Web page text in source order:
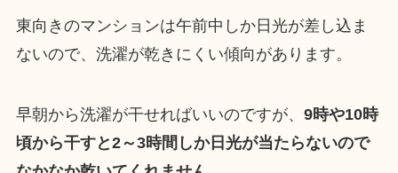
東向きのマンションは午前中しか日光が差し込ま
ないので、洗濯が乾きにくい傾向があります。
早朝から洗濯が干せればいいのですが、 9時や10時
頃から干すと2～3時間しか日光が当たらないので